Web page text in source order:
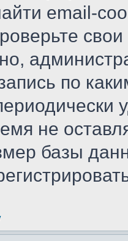
email-
по
не
базы